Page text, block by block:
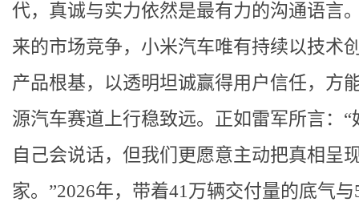
代，真诚与实力依然是最有力的沟通语言
来的市场竞争，小米汽车唯有持续以技术
产品根基，以透明坦诚赢得用户信任，方
源汽车赛道上行稳致远。正如雷军所言：“
自己会说话，但我们更愿意主动把真相呈
家。”2026年，带着41万辆交付量的底气与